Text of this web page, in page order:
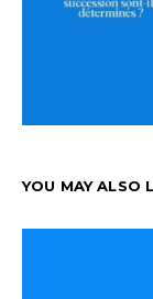
YOU MAY ALSO